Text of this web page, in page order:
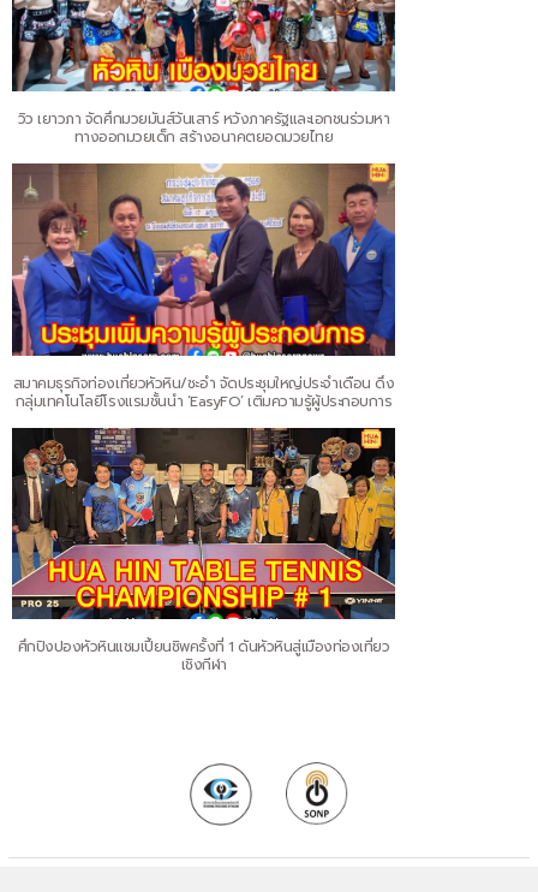
วิว เยาวภา จัดศึกมวยมันส์วันเสาร์ หวังภาครัฐและเอกชนร่วมหา
ทางออกมวยเด็ก สร้างอนาคตยอดมวยไทย
สมาคมธุรกิจท่องเที่ยวหัวหิน/ชะอำ จัดประชุมใหญ่ประจำเดือน ดึง
กลุ่มเทคโนโลยีโรงแรมชั้นนำ ‘EasyFO’ เติมความรู้ผู้ประกอบการ
ศึกปิงปองหัวหินแชมเปี้ยนชิพครั้งที่ 1 ดันหัวหินสู่เมืองท่องเที่ยว
เชิงกีฬา